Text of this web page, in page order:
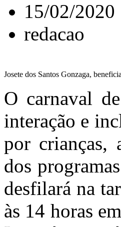
15/02/2020
redacao
Josete dos Santos Gonzaga,
O carnaval
interação e
por crianças,
dos
desfilará na
às 14 horas